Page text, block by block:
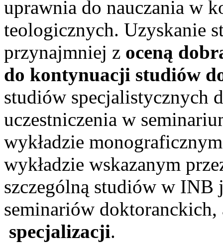
uprawnia do nauczania w
teologicznych. Uzyskanie
przynajmniej z oceną
do kon­ty­nuacji studiów
studiów specjalistycznych
uczestniczenia w
wykładzie
wykładzie wskazanym
szczególną studiów w INB
seminariów
specjalizacji.